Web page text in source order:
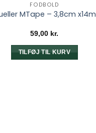
FODBOLD
MTape – 3,8cm x14m
59,00 kr.
TILFØJ TIL KURV